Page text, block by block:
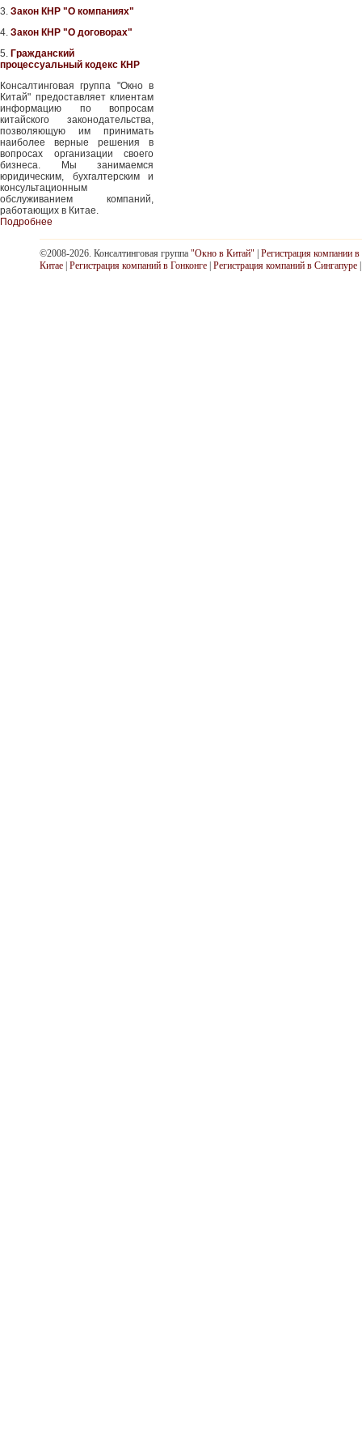
3. Закон КНР "О компаниях"
4. Закон КНР "О договорах"
5. Гражданский
процессуальный кодекс КНР
Консалтинговая группа "Окно в
Китай" предоставляет клиентам
информацию по вопросам
китайского законодательства,
позволяющую им принимать
наиболее верные решения в
вопросах организации своего
бизнеса. Мы занимаемся
юридическим, бухгалтерским и
консультационным
обслуживанием компаний,
работающих в Китае.
Подробнее
©2008-2026. Консалтинговая группа "Окно в Китай" | Регистрация компании в
Китае | Регистрация компаний в Гонконге | Регистрация компаний в Сингапуре